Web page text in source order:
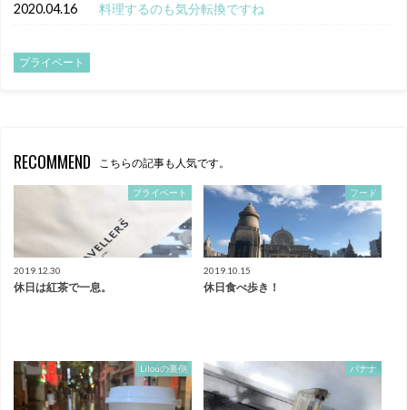
2020.04.16 料理するのも気分転換ですね
プライベート
RECOMMEND こちらの記事も人気です。
プライベート
2019.12.30
休日は紅茶で一息。
フード
2019.10.15
休日食べ歩き！
Lilouの裏側 バナナ